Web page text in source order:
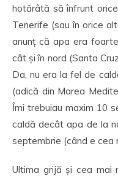
hotărâtă să înfrunt
Tenerife (sau în orice
anunț că apa era
cât și în nord (Santa
Da, nu era la fel de
(adică din Marea
Îmi trebuiau maxim 10
caldă decât apa de la
septembrie (când e cea
Ultima grijă și cea mai